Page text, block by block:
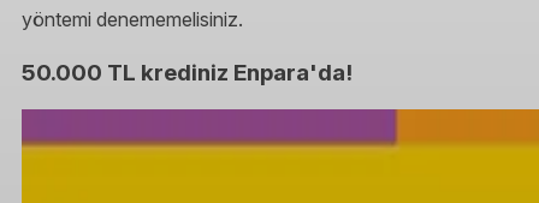
yöntemi denememelisiniz.
50.000 TL krediniz Enpara'da!